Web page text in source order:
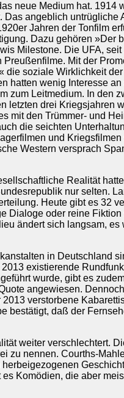
neue Medium hat. 1914
angeblich
Jahren der Tonfilm
Dazu gehören »Der
Milestone. Die UFA,
Mit der
soziale Wirklichkeit
hatten wenig Interesse
Leitmedium. In den
letzten drei Kriegsjahren
mit den Trümmer- und
die seichten
und
Western versprach
Realität
nur selten.
Heute gibt es 32
Dialoge oder reine
ändert sich langsam,
in Deutschland
existierende
wurde, gibt es
angewiesen.
verstorbene
bestätigt, daß der
weiter verschlechtert.
zu nennen. Courths-
Komödien, die aber